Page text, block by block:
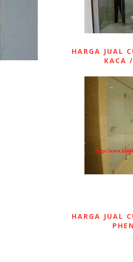
HARGA JUAL
KACA
HARGA JUAL